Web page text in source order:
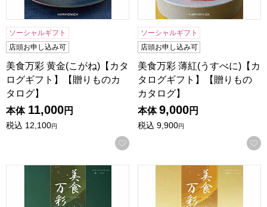
ソーシャルギフト
店頭お申し込み可
美食万彩 黄金(こがね)【カタ
ログギフト】【贈りものカ
タログ】
本体 11,000円
税込 12,100円
お気に入りに登録する
ソーシャルギフト
店頭お申し込み可
美食万彩 薄紅(うすべに)【カ
タログギフト】【贈りもの
カタログ】
本体 9,000円
税込 9,900円
美食万彩 霞(かすみ)【カタログギフト】【贈りものカタログ
美食万彩 紅碧(べにみどり)